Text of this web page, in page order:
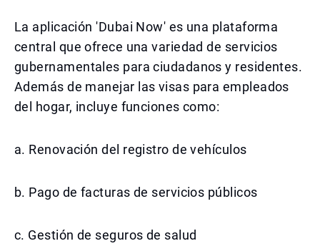
La aplicación 'Dubai Now' es una plataforma
central que ofrece una variedad de servicios
gubernamentales para ciudadanos y residentes.
Además de manejar las visas para empleados
del hogar, incluye funciones como:
a. Renovación del registro de vehículos
b. Pago de facturas de servicios públicos
c. Gestión de seguros de salud